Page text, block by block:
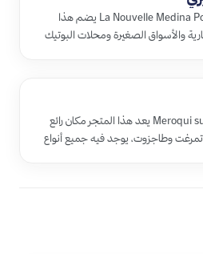
لا نويفيلي المدينة بوليزي ‪La Nouvelle Medina Polizzi‬ يضم هذا
والأسواق الصغيرة ومحلات البوتيك
متجر الأمواج ميروكي Meroqui surf shop يعد هذا المتجر مكان رائع
تمرغت وطاجزوت، يوجد فيه جميع أنواع